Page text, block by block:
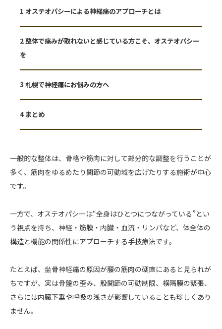
1 オステオパシーによる神経痛のアプローチとは
2整体で痛みが取れないと感じている方こそ、オステオパシー
を
3 札幌で神経痛にお悩みの方へ
4まとめ
一般的な整体は、骨格や筋肉に対して部分的な調整を行うことが
多く、筋肉をゆるめたり関節の可動域を広げたりする施術が中心
です。
一方で、オステオパシーは“全身はひとつにつながっている”とい
う視点を持ち、神経・筋膜・内臓・血流・リンパなど、体全体の
構造と機能の関係性にアプローチする手技療法です。
たとえば、坐骨神経痛の原因が腰の筋肉の硬直にあると見られが
ちですが、実は骨盤の歪み、股関節の可動制限、横隔膜の緊張、
さらには内臓下垂や呼吸の浅さが影響していることも珍しくあり
ません。